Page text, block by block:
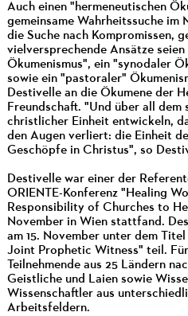
Auch einen "hermeneutischen
gemeinsame Wahrheitssuche
die Suche nach Kompromissen,
vielversprechende Ansätze
Ökumenismus", ein "synodaler
sowie ein "pastoraler"
Destivelle an die Ökumene der
Freundschaft. "Und über all
christlicher Einheit entwickeln,
den Augen verliert: die Einheit
Geschöpfe in Christus", so
Destivelle war einer der
ORIENTE-Konferenz "Healing
Responsibility of Churches to
November in Wien stattfand.
am 15. November unter dem
Joint Prophetic Witness" teil.
Teilnehmende aus 25 Ländern
Geistliche und Laien sowie
Wissenschaftler aus
Arbeitsfeldern.